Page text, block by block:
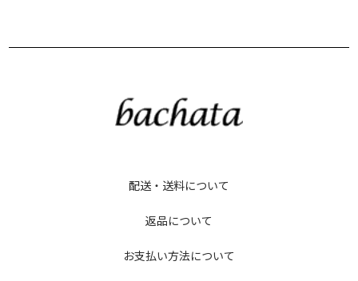
配送・送料について
返品について
お支払い方法について